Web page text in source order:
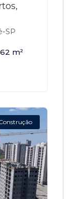
SP
62 m²